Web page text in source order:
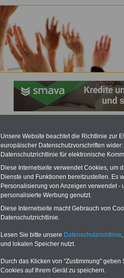
Aufgaben
Unsere Website beachtet die Richtlinie zur
europäischer Datenschutzvorschriften
Datenschutzrichtlinie für elektronische
Diese Internetseite verwendet Cookies, um
Dienste und Funktionen bereitzustellen. Es
Personalisierung von Anzeigen verwendet
personalisierte Werbung genutzt.
Diese Internetseite macht Gebrauch von
Datenschutzrichtlinie.
Lesen Sie bitte unsere Datenschutzrichtlinie
und lokalen Speicher nutzt.
Durch das Klicken von "Zustimmung"
Cookies auf Ihrem Gerät zu speichern.